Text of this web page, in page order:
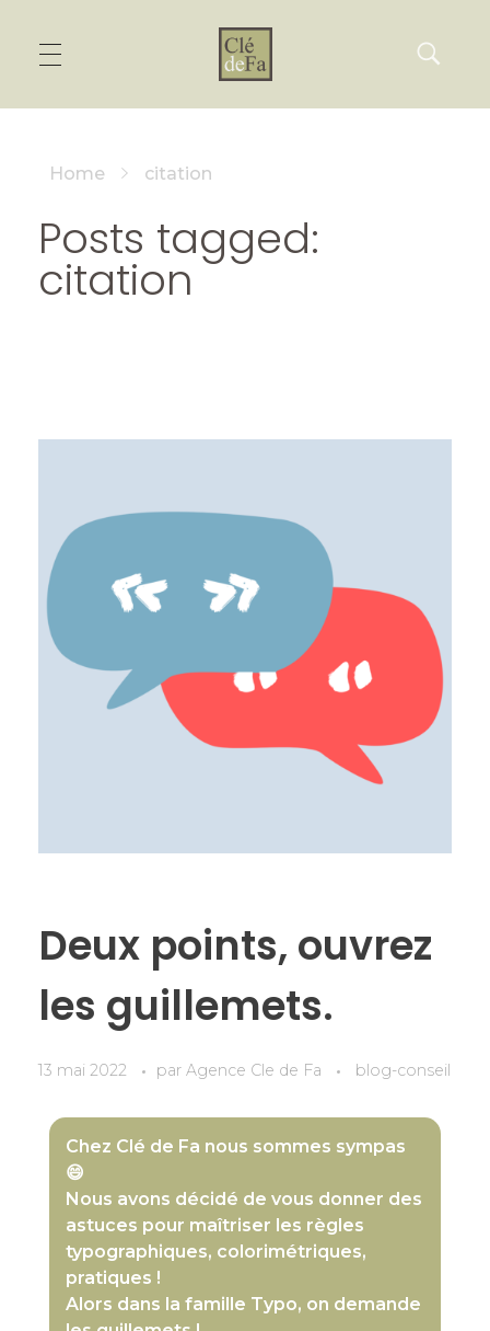
Home citation
Posts tagged:
citation
Deux points, ouvrez
les guillemets.
13 mai 2022 par Agence Cle de Fa blog-conseil
Chez Clé de Fa nous sommes sympas
😄
Nous avons décidé de vous donner des
astuces pour maîtriser les règles
typographiques, colorimétriques,
pratiques !
Alors dans la famille Typo, on demande